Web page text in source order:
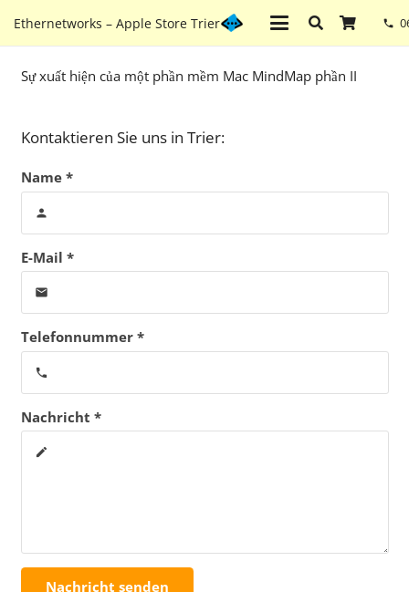
Ethernetworks – Apple Store Trier phone
Sự xuất hiện của một phần mềm Mac MindMap phần II
Kontaktieren Sie uns in Trier:
Name *
person
E-Mail *
email
Telefonnummer *
phone
Nachricht *
create
Nachricht senden